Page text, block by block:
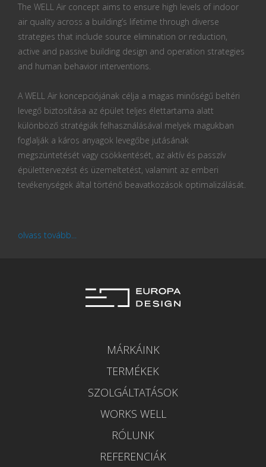
The WELL Air concept aims to ensure high levels of indoor
air quality across a building’s lifetime through diverse
strategies that include source elimination or reduction,
active and passive building design and operation strategies
and human behavior interventions.
A WELL Air koncepciójának célja a magas minőségű beltéri
levegő biztosítása az épület teljes élettartama alatt
különböző stratégiák felhasználásával melyek magukban
foglalják a káros anyagok levegőbe jutásának
megszüntetését vagy csökkentését, az aktív és passzív
épülettervezést és üzemeltetést, valamint az emberi
tevékenységek által történő beavatkozások optimalizálását.
olvass tovább...
MÁRKÁINK
TERMÉKEK
SZOLGÁLTATÁSOK
WORKS WELL
RÓLUNK
REFERENCIÁK